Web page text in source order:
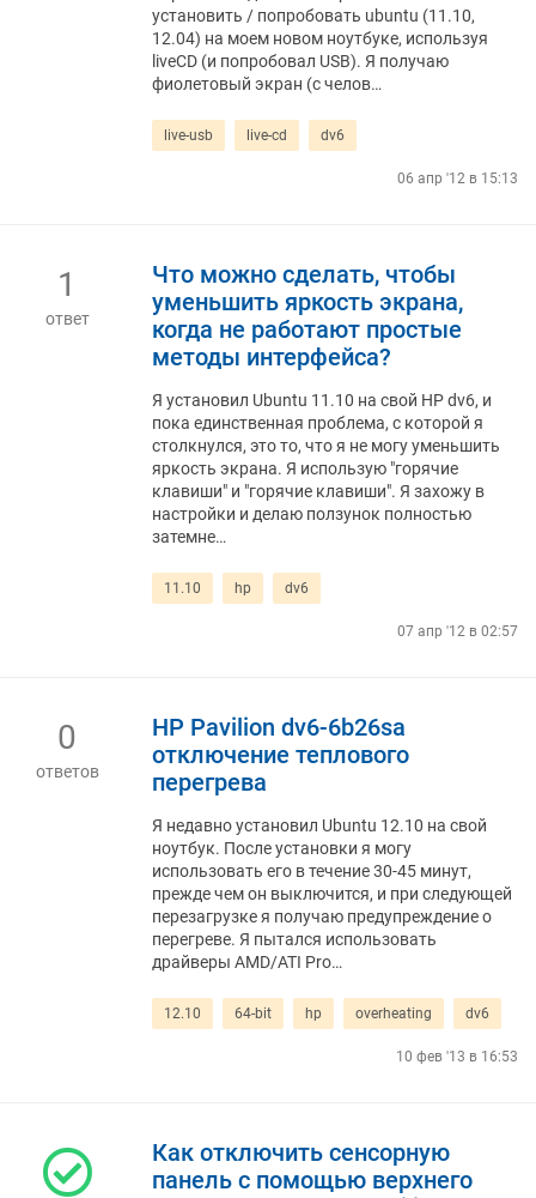
установить / попробовать ubuntu (11.10,
12.04) на моем новом ноутбуке, используя
liveCD (и попробовал USB). Я получаю
фиолетовый экран (с челов…
live-usb live-cd dv6
06 апр '12 в 15:13
1
ответ
Что можно сделать, чтобы
уменьшить яркость экрана,
когда не работают простые
методы интерфейса?
Я установил Ubuntu 11.10 на свой HP dv6, и
пока единственная проблема, с которой я
столкнулся, это то, что я не могу уменьшить
яркость экрана. Я использую "горячие
клавиши" и "горячие клавиши". Я захожу в
настройки и делаю ползунок полностью
затемне…
11.10 hp dv6
07 апр '12 в 02:57
0
ответов
HP Pavilion dv6-6b26sa
отключение теплового
перегрева
Я недавно установил Ubuntu 12.10 на свой
ноутбук. После установки я могу
использовать его в течение 30-45 минут,
прежде чем он выключится, и при следующей
перезагрузке я получаю предупреждение о
перегреве. Я пытался использовать
драйверы AMD/ATI Pro…
12.10 64-bit hp overheating dv6
10 фев '13 в 16:53
Как отключить сенсорную
панель с помощью верхнего